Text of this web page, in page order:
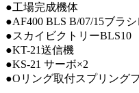
●工場完成機体
●AF400 BLS B/07/15ブラ
●スカイビクトリーBLS10
●KT-21送信機
●KS-21 サーボ×2
●Oリング取付スプリング